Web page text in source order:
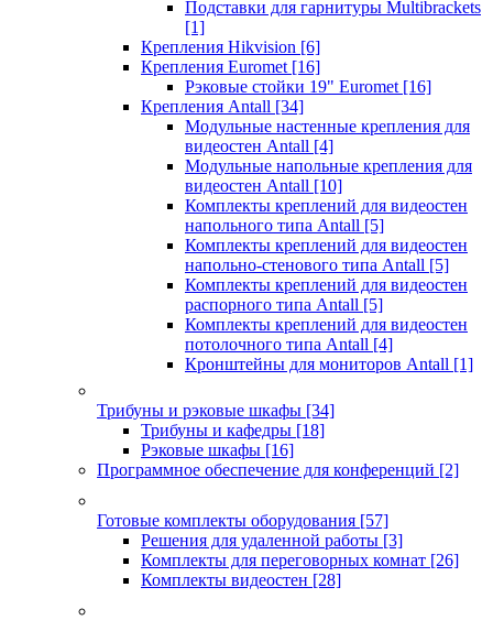
Подставки для гарнитуры Multibrackets
[1]
Крепления Hikvision [6]
Крепления Euromet [16]
Рэковые стойки 19" Euromet [16]
Крепления Antall [34]
Модульные настенные крепления для
видеостен Antall [4]
Модульные напольные крепления для
видеостен Antall [10]
Комплекты креплений для видеостен
напольного типа Antall [5]
Комплекты креплений для видеостен
напольно-стенового типа Antall [5]
Комплекты креплений для видеостен
распорного типа Antall [5]
Комплекты креплений для видеостен
потолочного типа Antall [4]
Кронштейны для мониторов Antall [1]
Трибуны и рэковые шкафы [34]
Трибуны и кафедры [18]
Рэковые шкафы [16]
Программное обеспечение для конференций [2]
Готовые комплекты оборудования [57]
Решения для удаленной работы [3]
Комплекты для переговорных комнат [26]
Комплекты видеостен [28]